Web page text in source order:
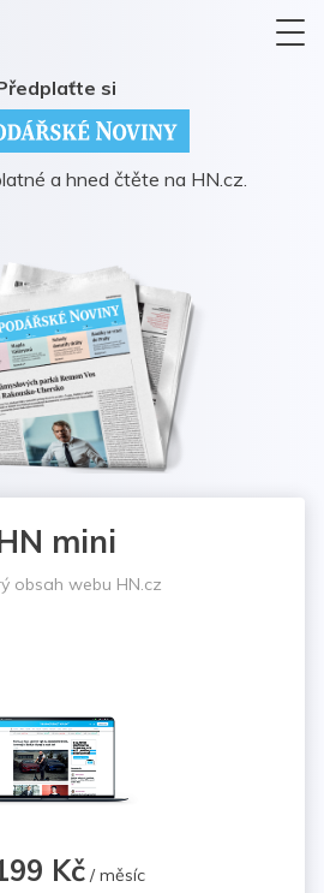
si
a hned čtěte na HN.cz.
mini
obsah webu HN.cz
Kč/ měsíc